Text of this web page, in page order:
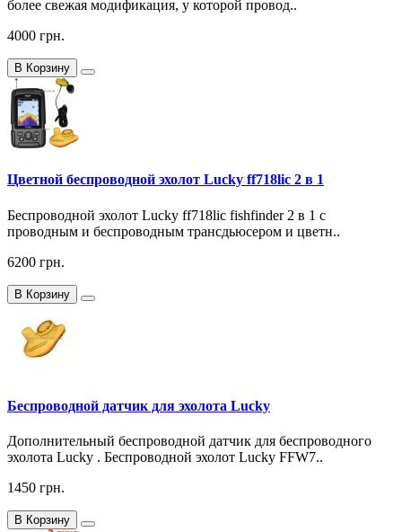
более свежая модификация, у которой провод..
4000 грн.
В Корзину
Цветной беспроводной эхолот Lucky ff718lic 2 в 1
Беспроводной эхолот Lucky ff718lic fishfinder 2 в 1 с
проводным и беспроводным трансдьюсером и цветн..
6200 грн.
В Корзину
Беспроводной датчик для эхолота Lucky
Дополнительный беспроводной датчик для беспроводного
эхолота Lucky . Беспроводной эхолот Lucky FFW7..
1450 грн.
В Корзину